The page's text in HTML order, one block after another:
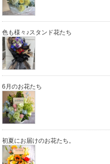
色も様々♪スタンド花たち
6月のお花たち
初夏にお届けのお花たち。